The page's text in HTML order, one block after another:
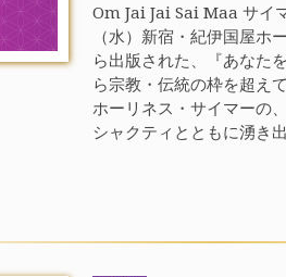
Om Jai Jai Sai Maa サイ
（水）新宿・紀伊国屋ホ
ら出版された、『あなた
ら宗教・伝統の枠を超え
ホーリネス・サイマーの
シャクティとともに湧き